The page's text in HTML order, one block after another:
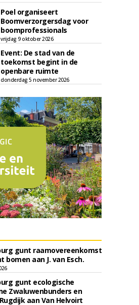
Poel organiseert
Boomverzorgersdag voor
boomprofessionals
vrijdag 9 oktober 2026
Event: De stad van de
toekomst begint in de
openbare ruimte
donderdag 5 november 2026
gunt raamovereenkomst
bomen aan J. van Esch.
gunt ecologische
Zwaluwenbunders en
aan Van Helvoirt